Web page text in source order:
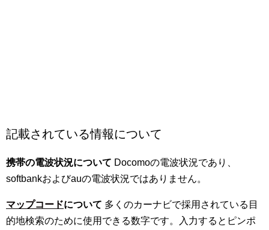
記載されている情報について
携帯の電波状況について Docomoの電波状況であり、
softbankおよびauの電波状況ではありません。
マップコードについて 多くのカーナビで採用されている目
的地検索のために使用できる数字です。入力するとピンポ